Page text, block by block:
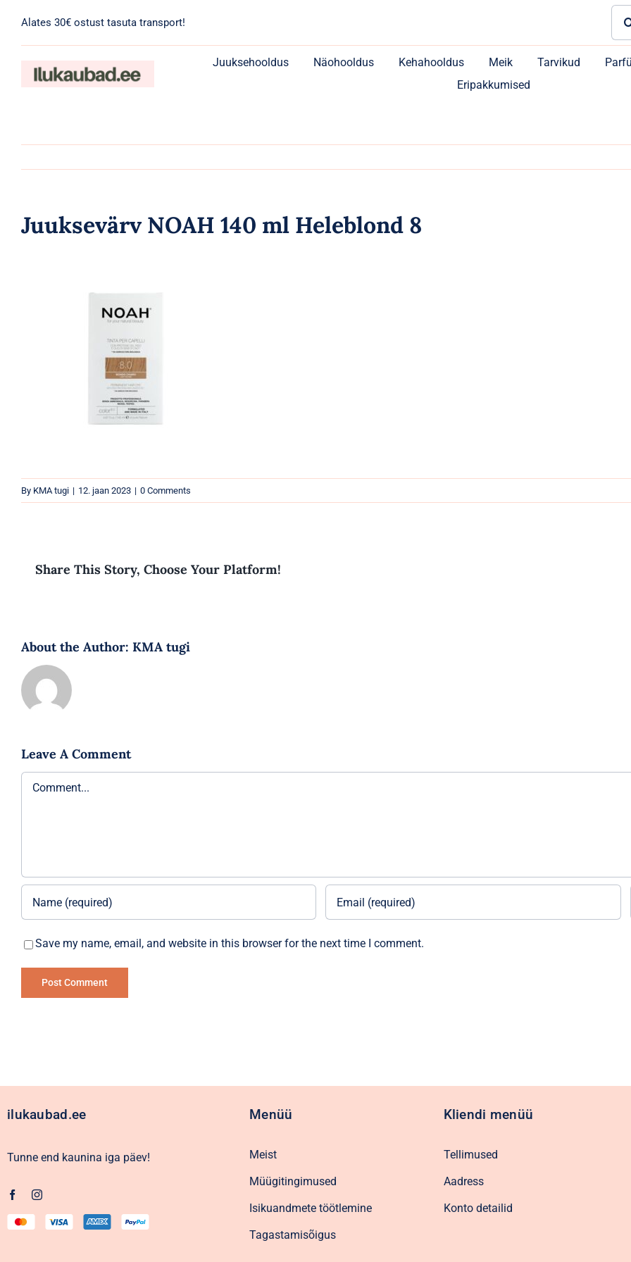
content
Alates 30€ ostust tasuta transport!
Juuksehooldus Näohooldus Kehahooldus Meik Tarvikud
Eripakkumised
Juuksevärv NOAH 140 ml Heleblond 8
By KMA tugi | 12. jaan 2023 | 0 Comments
Share This Story, Choose Your Platform!
About the Author: KMA tugi
Leave A Comment
Comment
Save my name, email, and website in this browser for the next time I comment.
ilukaubad.ee
Tunne end kaunina iga päev!
Menüü
Meist
Müügitingimused
Isikuandmete töötlemine
Tagastamisõigus
Kliendi menüü
Tellimused
Aadress
Konto detailid